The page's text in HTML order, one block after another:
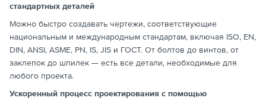
стандартных деталей
Можно быстро создавать чертежи, соответствующие
национальным и международным стандартам, включая ISO, EN,
DIN, ANSI, ASME, PN, IS, JIS и ГОСТ. От болтов до винтов, от
заклепок до шпилек — есть все детали, необходимые для
любого проекта.
Ускоренный процесс проектирования с помощью